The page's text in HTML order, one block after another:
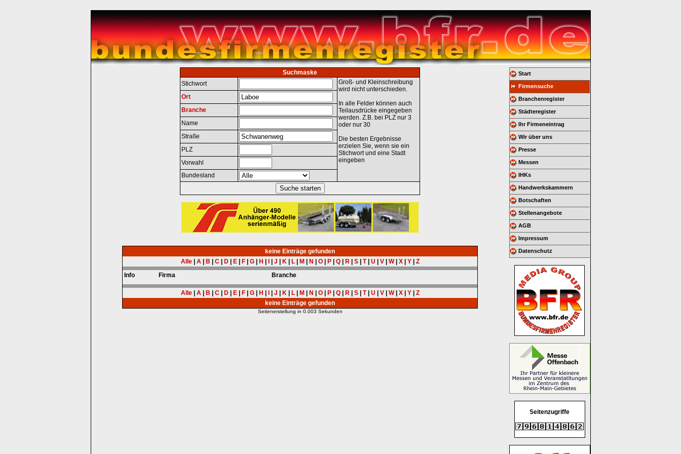
Suchmaske
Stichwort
Groß- und Kleinschreibung
wird nicht unterschieden.
In alle Felder können auch
Teilausdrücke eingegeben
werden. Z.B. bei PLZ nur 3
oder nur 30
Die besten Ergebnisse
erzielen Sie, wenn sie ein
Stichwort und eine Stadt
eingeben
Ort
Branche
Name
Straße
PLZ
Vorwahl
Bundesland
keine Einträge gefunden
Alle| A| B C| D| E| F| G| H J K| L| M N O| P| Q| R| S| T| U V| W| X| Y| Z
Info
Firma Branche
Alle| A| B C| D| E| F| G| H J K| L| M N O| P| Q| R| S| T| U V| W| X| Y| Z
keine Einträge gefunden
Seitenerstellung in 0.003 Sekunden
Start
Firmensuche
Branchenregister
Städteregister
Ihr Firmeneintrag
Wir über uns
Presse
Messen
IHKs
Handwerkskammern
Botschaften
Stellenangebote
AGB
Impressum
Datenschutz
Seitenzugriffe